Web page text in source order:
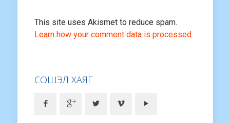
This site uses Akismet to reduce spam.
Learn how your comment data is processed.
СОШЭЛ ХАЯГ